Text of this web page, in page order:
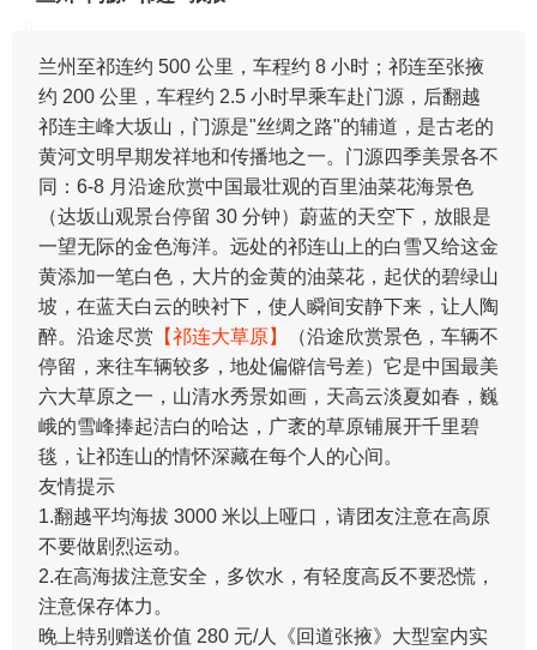
兰州至祁连约 500 公里，车程约 8 小时；祁连至张掖
约 200 公里，车程约 2.5 小时早乘车赴门源，后翻越
祁连主峰大坂山，门源是"丝绸之路"的辅道，是古老的
黄河文明早期发祥地和传播地之一。门源四季美景各不
同：6-8 月沿途欣赏中国最壮观的百里油菜花海景色
（达坂山观景台停留 30 分钟）蔚蓝的天空下，放眼是
一望无际的金色海洋。远处的祁连山上的白雪又给这金
黄添加一笔白色，大片的金黄的油菜花，起伏的碧绿山
坡，在蓝天白云的映衬下，使人瞬间安静下来，让人陶
醉。沿途尽赏 【祁连大草原】
（沿途欣赏景色，车辆不
停留，来往车辆较多，地处偏僻信号差）它是中国最美
六大草原之一，山清水秀景如画，天高云淡夏如春，巍
峨的雪峰捧起洁白的哈达，广袤的草原铺展开千里碧
毯，让祁连山的情怀深藏在每个人的心间。
友情提示
1.翻越平均海拔 3000 米以上哑口，请团友注意在高原
不要做剧烈运动。
2.在高海拔注意安全，多饮水，有轻度高反不要恐慌，
注意保存体力。
晚上特别赠送价值 280 元/人《回道张掖》大型室内实